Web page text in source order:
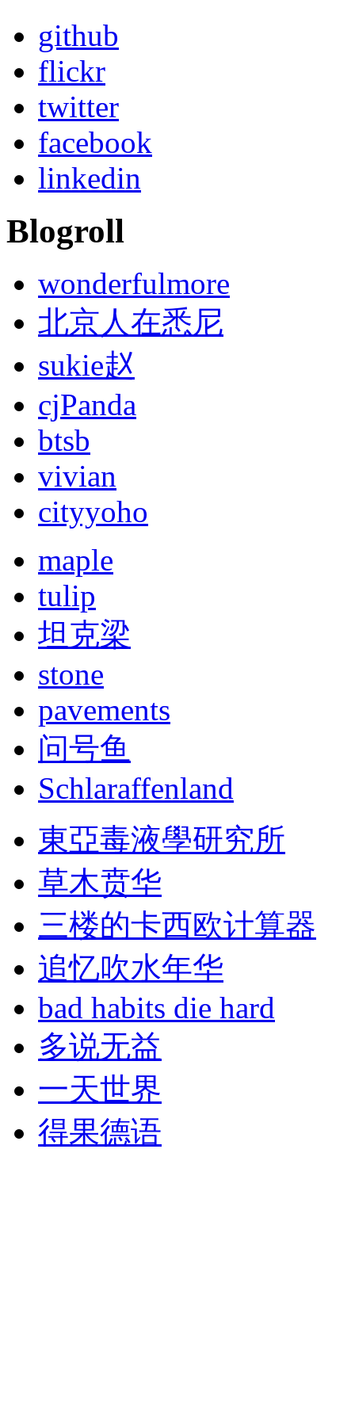
github
flickr
twitter
facebook
linkedin
Blogroll
wonderfulmore
北京人在悉尼
sukie赵
cjPanda
btsb
vivian
cityyoho
maple
tulip
坦克梁
stone
pavements
问号鱼
Schlaraffenland
東亞毒液學研究所
草木贲华
三楼的卡西欧计算器
追忆吹水年华
bad habits die hard
多说无益
一天世界
得果德语